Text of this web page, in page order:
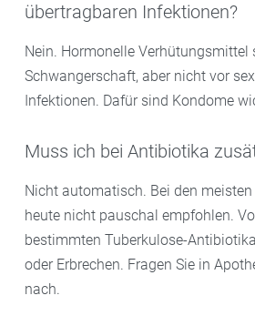
übertragbaren Infektionen?
Nein. Hormonelle Verhütungsmittel
Schwangerschaft, aber nicht vor
Infektionen. Dafür sind Kondome
Muss ich bei Antibiotika
Nicht automatisch. Bei den
heute nicht pauschal empfohlen.
bestimmten Tuberkulose-
oder Erbrechen. Fragen Sie in
nach.